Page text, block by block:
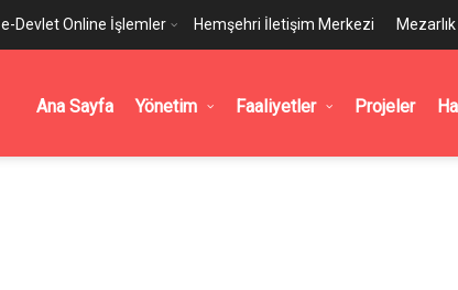
e-Devlet Online İşlemler Hemşehri İletişim Merkezi
Ana Sayfa Yönetim Faaliyetler Projeler